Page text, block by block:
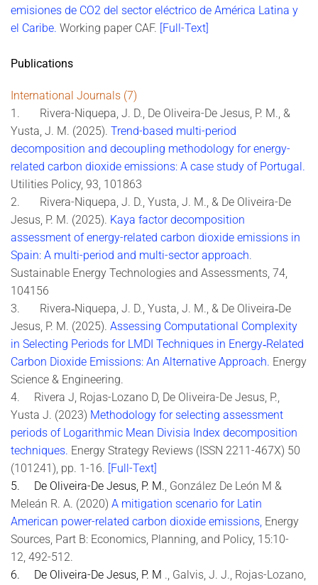
emisiones de CO2 del sector eléctrico de América Latina y
el Caribe. Working paper CAF. [Full-Text]
Publications
International Journals (7)
1. Rivera-Niquepa, J. D., De Oliveira-De Jesus, P. M., &
Yusta, J. M. (2025). Trend-based multi-period
decomposition and decoupling methodology for energy-
related carbon dioxide emissions: A case study of Portugal.
Utilities Policy, 93, 101863
2. Rivera-Niquepa, J. D., Yusta, J. M., & De Oliveira-De
Jesus, P. M. (2025). Kaya factor decomposition
assessment of energy-related carbon dioxide emissions in
Spain: A multi-period and multi-sector approach.
Sustainable Energy Technologies and Assessments, 74,
104156
3. Rivera‐Niquepa, J. D., Yusta, J. M., & De Oliveira‐De
Jesus, P. M. (2025). Assessing Computational Complexity
in Selecting Periods for LMDI Techniques in Energy‐Related
Carbon Dioxide Emissions: An Alternative Approach. Energy
Science & Engineering.
4. Rivera J, Rojas-Lozano D, De Oliveira-De Jesus, P.,
Yusta J. (2023) Methodology for selecting assessment
periods of Logarithmic Mean Divisia Index decomposition
techniques. Energy Strategy Reviews (ISSN 2211-467X) 50
(101241), pp. 1-16. [Full-Text]
5. De Oliveira-De Jesus, P. M., González De León M &
Meleán R. A. (2020) A mitigation scenario for Latin
American power-related carbon dioxide emissions, Energy
Sources, Part B: Economics, Planning, and Policy, 15:10-
12, 492-512.
6. De Oliveira-De Jesus, P. M ., Galvis, J. J., Rojas-Lozano,